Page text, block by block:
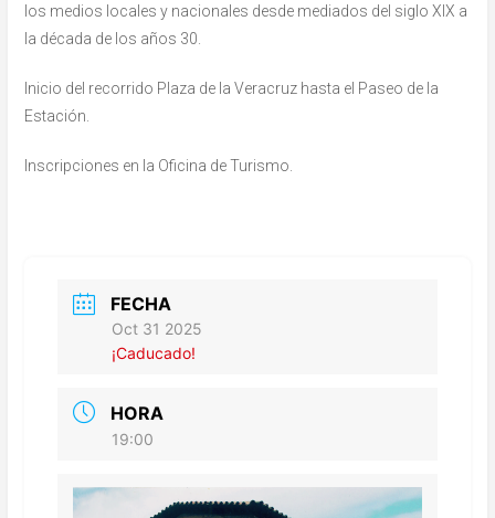
los medios locales y nacionales desde mediados del siglo XIX a
la década de los años 30.
Inicio del recorrido Plaza de la Veracruz hasta el Paseo de la
Estación.
Inscripciones en la Oficina de Turismo.
FECHA
Oct 31 2025
¡Caducado!
HORA
19:00